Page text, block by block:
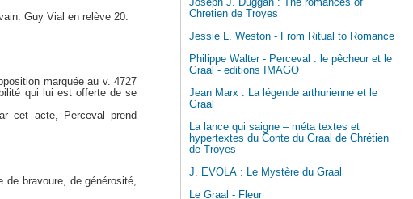
Chretien de Troyes
Jessie L. Weston - From Ritual to Romance
Philippe Walter - Perceval : le pêcheur et le
Graal - editions IMAGO
Jean Marx : La légende arthurienne et le
Graal
La lance qui saigne – méta textes et
hypertextes du Conte du Graal de Chrétien
de Troyes
J. EVOLA : Le Mystère du Graal
Le Graal - Fleur
Guy Vial en relève 20.
marquée au v. 4727
qui lui est offerte de se
cet acte, Perceval prend
bravoure, de générosité,